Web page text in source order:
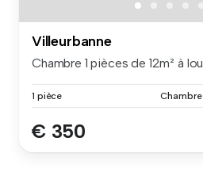
Villeurbanne
Chambre 1 pièces de 12m² à
1 pièce Chambre
€ 350